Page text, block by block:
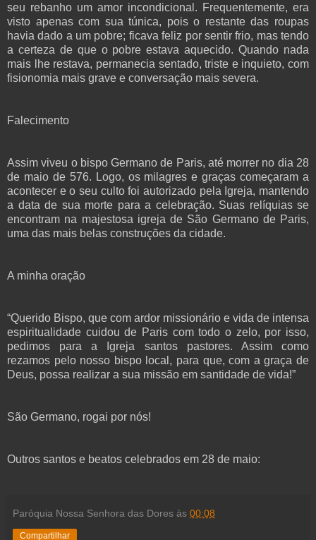
seu rebanho um amor incondicional. Frequentemente, era
visto apenas com sua túnica, pois o restante das roupas
havia dado a um pobre; ficava feliz por sentir frio, mas tendo
a certeza de que o pobre estava aquecido. Quando nada
mais lhe restava, permanecia sentado, triste e inquieto, com
fisionomia mais grave e conversação mais severa.
Falecimento
Assim viveu o bispo Germano de Paris, até morrer no dia 28
de maio de 576. Logo, os milagres e graças começaram a
acontecer e o seu culto foi autorizado pela Igreja, mantendo
a data de sua morte para a celebração. Suas relíquias se
encontram na majestosa igreja de São Germano de Paris,
uma das mais belas construções da cidade.
A minha oração
“Querido Bispo, que com ardor missionário e vida de intensa
espiritualidade cuidou de Paris com todo o zelo, por isso,
pedimos para a Igreja santos pastores. Assim como
rezamos pelo nosso bispo local, para que, com a graça de
Deus, possa realizar a sua missão em santidade de vida!”
São Germano, rogai por nós!
Outros santos e beatos celebrados em 28 de maio:
Paróquia Nossa Senhora das Dores às 00:08
Compartilhar